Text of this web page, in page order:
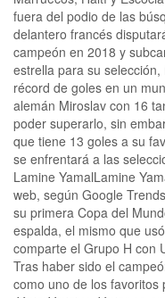
fuera del podio de las
delantero francés
campeón en 2018 y
estrella para su
récord de goles en un
alemán Miroslav con 16
poder superarlo, sin
que tiene 13 goles a su
se enfrentará a las
Lamine YamalLamine
web, según Google
su primera Copa del
espalda, el mismo que
comparte el Grupo H con
Tras haber sido el
como uno de los favoritos